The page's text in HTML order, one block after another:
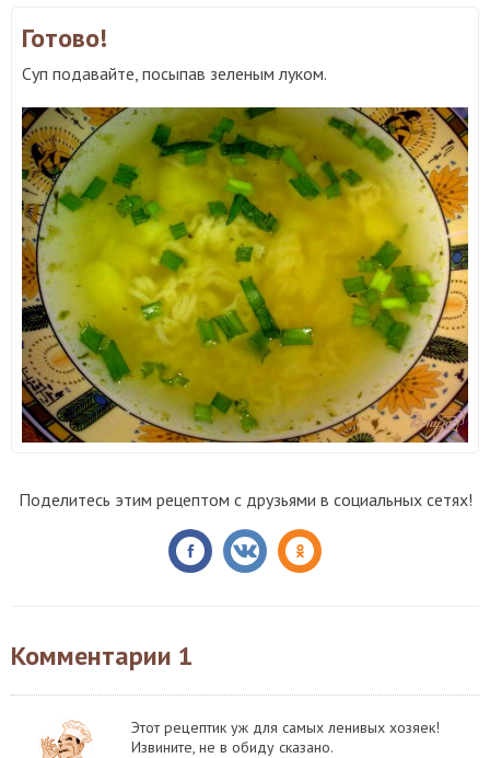
Готово!
Суп подавайте, посыпав зеленым луком.
Поделитесь этим рецептом с друзьями в социальных сетях!
Комментарии 1
Этот рецептик уж для самых ленивых хозяек!
Извините, не в обиду сказано.